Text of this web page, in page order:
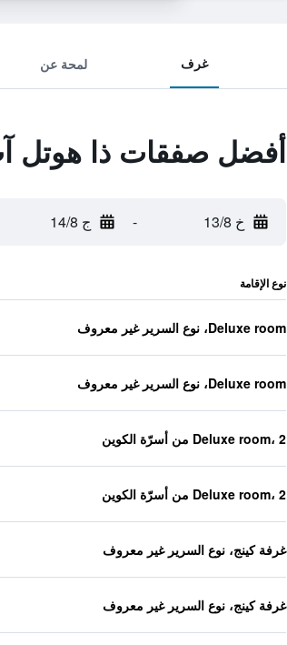
غرف لمحة عن
أفضل صفقات ذا هوتل
خ 13/8 - ج 14/8
نوع الإقامة
Deluxe room، نوع السرير غير معروف
Deluxe room، نوع السرير غير معروف
Deluxe room، 2 من أسرّة الكوين
Deluxe room، 2 من أسرّة الكوين
غرفة كينج، نوع السرير غير معروف
غرفة كينج، نوع السرير غير معروف